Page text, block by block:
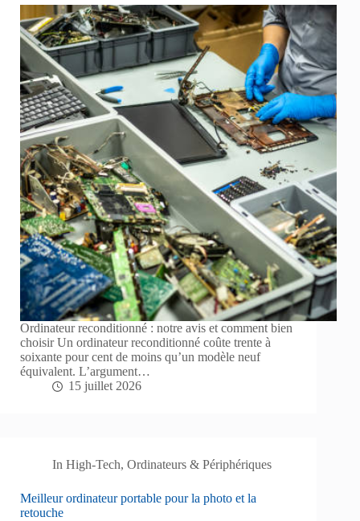
Ordinateur reconditionné : notre avis et comment bien
choisir Un ordinateur reconditionné coûte trente à
soixante pour cent de moins qu’un modèle neuf
équivalent. L’argument…
15 juillet 2026
In High-Tech,Ordinateurs & Périphériques
Meilleur ordinateur portable pour la photo et la
retouche